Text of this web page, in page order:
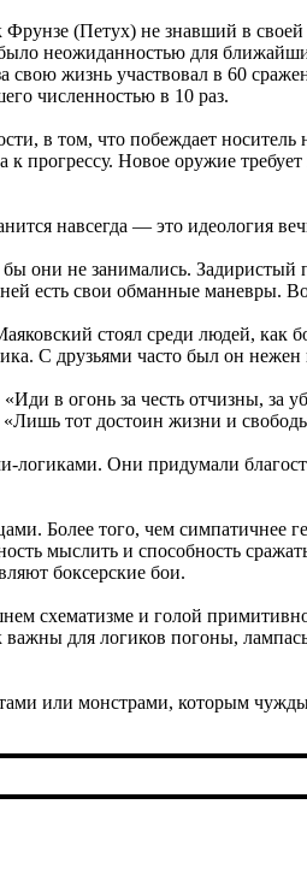
(Петух) не знавший в
неожиданностью для
свою жизнь участвовал в 60
численностью в 10 раз.
в том, что побеждает
прогрессу. Новое оружие
навсегда — это идеология
они не занимались.
есть свои обманные маневры.
стоял среди людей, как
С друзьями часто был он
в огонь за честь отчизны,
тот достоин жизни и
логиками. Они придумали
Более того, чем симпатичнее
мыслить и способность
боксерские бои.
схематизме и голой
для логиков погоны,
или монстрами, которым